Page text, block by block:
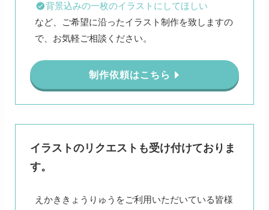
背景込みの一枚のイラストにしてほしい
など、ご希望に沿ったイラスト制作を致しますの
で、お気軽ご相談ください。
制作依頼はこちら
イラストのリクエストも受け付けておりま
す。
えかききょうりゅうをご利用いただいている皆様